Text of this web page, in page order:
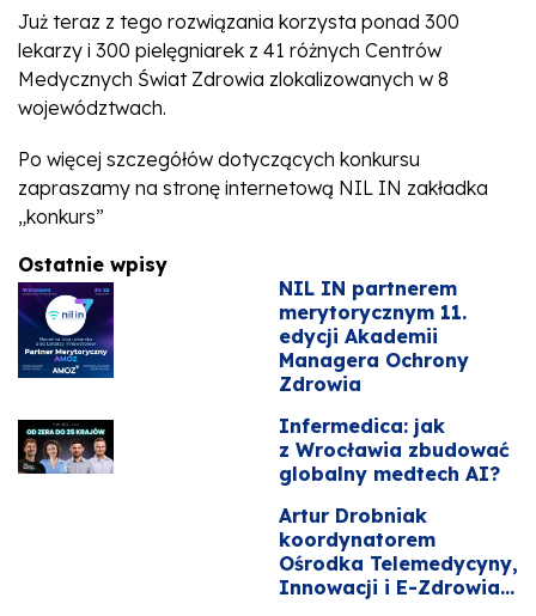
Już teraz z tego rozwiązania korzysta ponad 300
lekarzy i 300 pielęgniarek z 41 różnych Centrów
Medycznych Świat Zdrowia zlokalizowanych w 8
województwach.
Po więcej szczegółów dotyczących konkursu
zapraszamy na stronę internetową NIL IN zakładka
„konkurs”
Ostatnie wpisy
NIL IN partnerem
merytorycznym 11.
edycji Akademii
Managera Ochrony
Zdrowia
Infermedica: jak
z Wrocławia zbudować
globalny medtech AI?
Artur Drobniak
koordynatorem
Ośrodka Telemedycyny,
Innowacji i E-Zdrowia...